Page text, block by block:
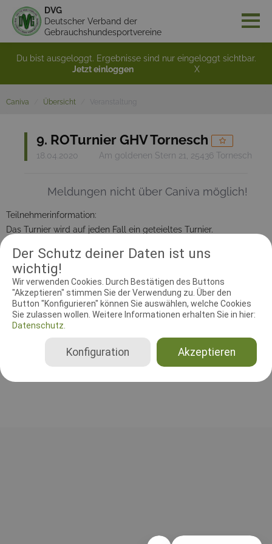
Der Schutz deiner Daten ist uns
wichtig!
Wir verwenden Cookies. Durch Bestätigen des Buttons
"Akzeptieren" stimmen Sie der Verwendung zu. Über den
Button "Konfigurieren" können Sie auswählen, welche Cookies
Sie zulassen wollen. Weitere Informationen erhalten Sie in hier:
Datenschutz.
Akzeptieren
Konfiguration
DVG
Deutscher Verband der
Gebrauchshundesportvereine
Du bist ausgeloggt. Ergebnisse sind nur eingeloggt sichtbar.
Jetzt einloggen
X
Caniva Übersicht
9. ROTurnier GHV Tornesch
18.04.2020 Am goldenen Stern 21, 25436 Tornesch
Meldungen nicht über Caniva möglich!
Teilnehmerinformation:
Das Turnier wird auf jeden Fall ein geteieltes Turnier.
RICHTER UND HELFER
Leistungsrichter
Gabriele Gutt